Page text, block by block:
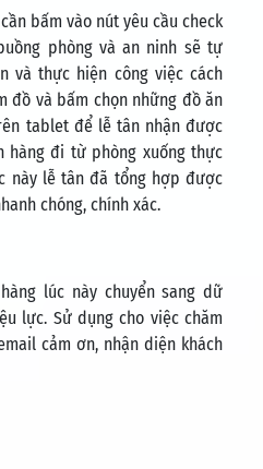
bấm vào nút yêu cầu check
phòng và an ninh sẽ tự
và thực hiện công việc cách
đồ và bấm chọn những đồ ăn
tablet để lễ tân nhận được
hàng đi từ phòng xuống thực
này lễ tân đã tổng hợp được
chóng, chính xác.
lúc này chuyển sang dữ
lực. Sử dụng cho việc chăm
cảm ơn, nhận diện khách